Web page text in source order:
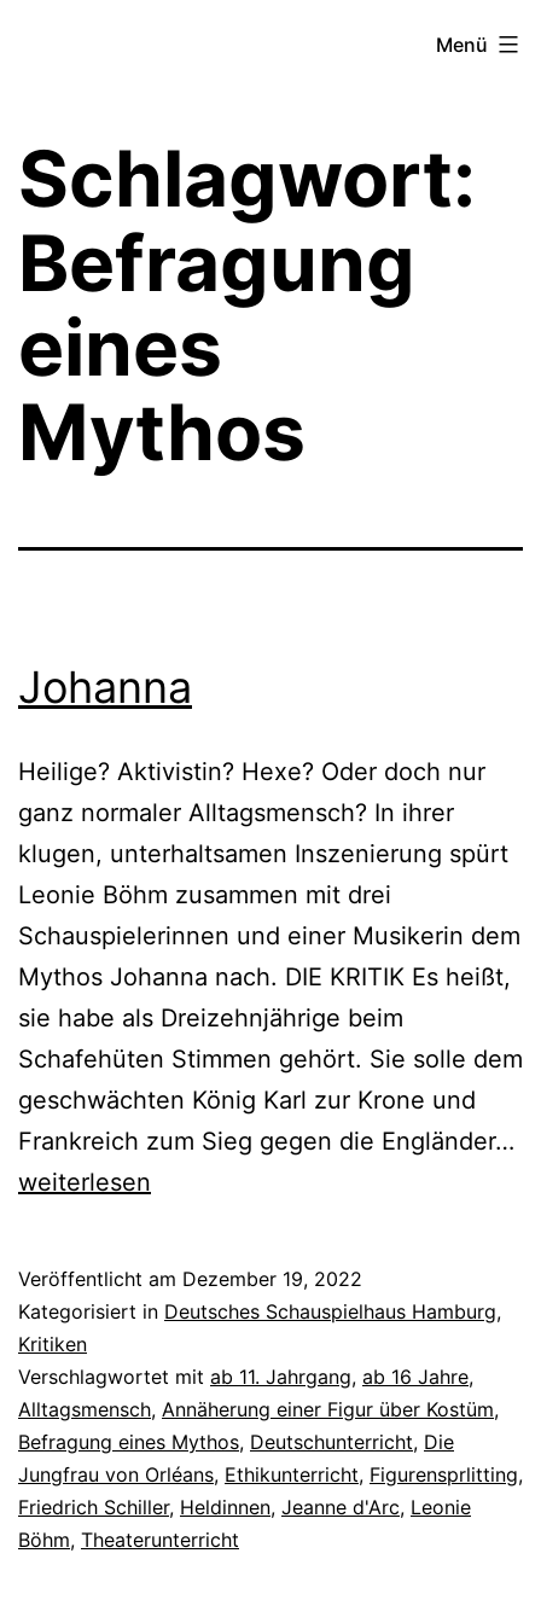
Menü
Schlagwort:
Befragung
eines
Mythos
Johanna
Heilige? Aktivistin? Hexe? Oder doch nur
ganz normaler Alltagsmensch? In ihrer
klugen, unterhaltsamen Inszenierung spürt
Leonie Böhm zusammen mit drei
Schauspielerinnen und einer Musikerin dem
Mythos Johanna nach. DIE KRITIK Es heißt,
sie habe als Dreizehnjährige beim
Schafehüten Stimmen gehört. Sie solle dem
geschwächten König Karl zur Krone und
Frankreich zum Sieg gegen die Engländer…
weiterlesen
Veröffentlicht am Dezember 19, 2022
Kategorisiert in Deutsches Schauspielhaus Hamburg,
Kritiken
Verschlagwortet mit ab 11. Jahrgang, ab 16 Jahre,
Alltagsmensch, Annäherung einer Figur über Kostüm,
Befragung eines Mythos, Deutschunterricht, Die
Jungfrau von Orléans, Ethikunterricht, Figurensprlitting,
Friedrich Schiller, Heldinnen, Jeanne d'Arc, Leonie
Böhm, Theaterunterricht